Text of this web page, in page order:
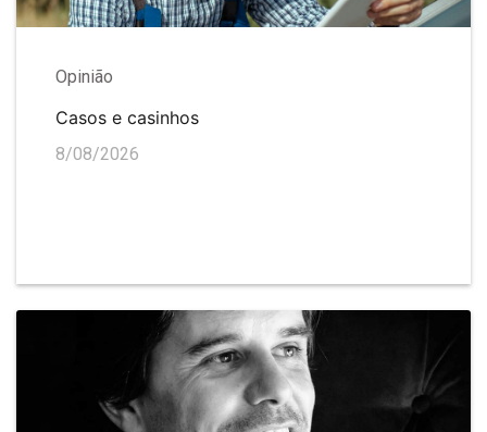
Opinião
Casos e casinhos
8/08/2026